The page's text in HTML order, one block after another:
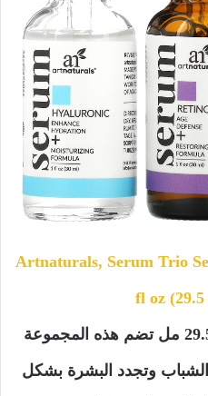
Artnaturals, Serum Trio
fl oz
تضم هذه المجموعة
وتجدد البشرة بشكل